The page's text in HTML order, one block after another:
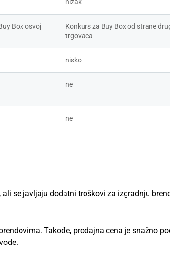
nizak
Box osvoji
Konkurs za Buy Box od strane
trgovaca
nisko
ne
ne
se javljaju dodatni troškovi za izgradnju
Takođe, prodajna cena je snažno